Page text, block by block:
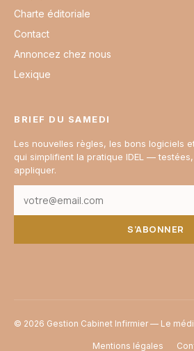
Charte éditoriale
Contact
Annoncez chez nous
Lexique
BRIEF DU SAMEDI
Les nouvelles règles, les bons logiciels
qui simplifient la pratique IDEL —
appliquer.
S’ABONNER
© 2026 Gestion Cabinet Infirmier — Le
Mentions légales